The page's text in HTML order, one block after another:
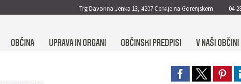
Trg Davorina Jenka 13, 4207 Cerklje na Gorenjskem 04
OBČINA UPRAVA IN ORGANI OBČINSKI PREDPISI V NAŠI OBČINI